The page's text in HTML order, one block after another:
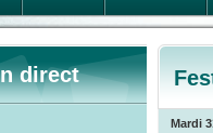
direct
Mardi